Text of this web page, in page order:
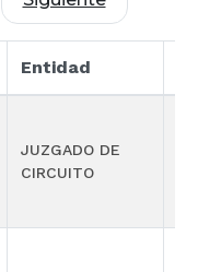
Entidad
JUZGADO DE
CIRCUITO